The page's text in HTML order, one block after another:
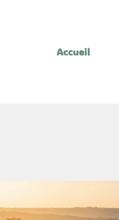
Accueil